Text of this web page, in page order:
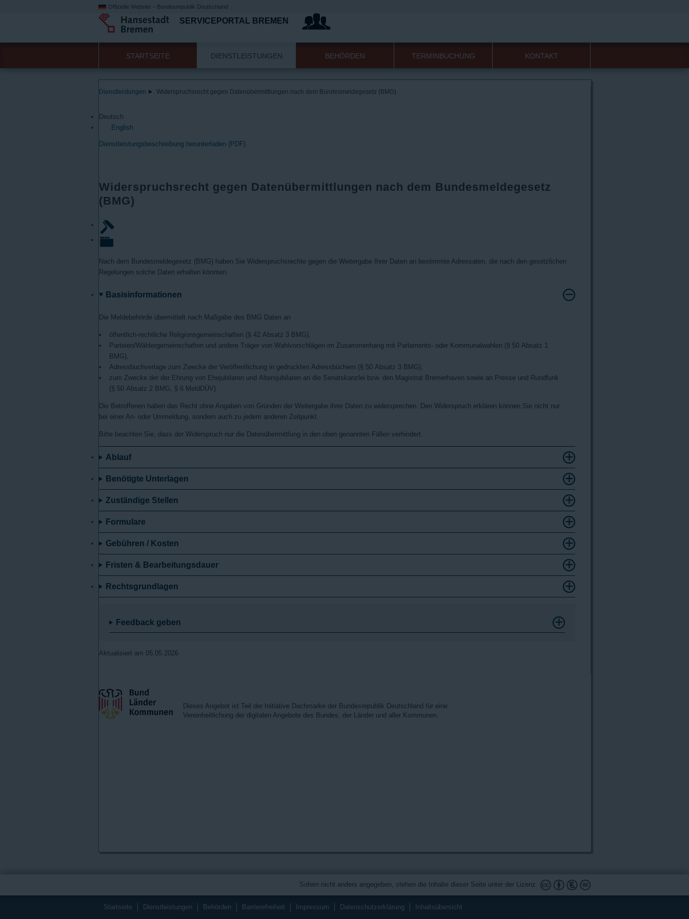
Offizielle Website – Bundesrepublik Deutschland
SERVICEPORTAL BREMEN
STARTSEITE DIENSTLEISTUNGEN BEHÖRDEN TERMINBUCHUNG KONTAKT
Dienstleistungen Widerspruchsrecht gegen Datenübermittlungen nach dem Bundesmeldegesetz (BMG)
Deutsch
English
Dienstleistungsbeschreibung herunterladen (PDF)
Widerspruchsrecht gegen Datenübermittlungen nach dem Bundesmeldegesetz
(BMG)
Nach dem Bundesmeldegesetz (BMG) haben Sie Widerspruchsrechte gegen die Weitergabe Ihrer Daten an bestimmte Adressaten, die nach den gesetzlichen
Regelungen solche Daten erhalten könnten.
Basisinformationen
Die Meldebehörde übermittelt nach Maßgabe des BMG Daten an
öffentlich-rechtliche Religionsgemeinschaften (§ 42 Absatz 3 BMG),
Parteien/Wählergemeinschaften und andere Träger von Wahlvorschlägen im Zusammenhang mit Parlaments- oder Kommunalwahlen (§ 50 Absatz 1
BMG),
Adressbuchverlage zum Zwecke der Veröffentlichung in gedruckten Adressbüchern (§ 50 Absatz 3 BMG),
zum Zwecke der der Ehrung von Ehejubilaren und Altersjubilaren an die Senatskanzlei bzw. den Magistrat Bremerhaven sowie an Presse und Rundfunk
(§ 50 Absatz 2 BMG, § 6 MeldDÜV).
Die Betroffenen haben das Recht ohne Angaben von Gründen der Weitergabe ihrer Daten zu widersprechen. Den Widerspruch erklären können Sie nicht nur
bei einer An- oder Ummeldung, sondern auch zu jedem anderen Zeitpunkt.
Bitte beachten Sie, dass der Widerspruch nur die Datenübermittlung in den oben genannten Fällen verhindert.
Ablauf
Benötigte Unterlagen
Zuständige Stellen
Formulare
Gebühren / Kosten
Fristen & Bearbeitungsdauer
Rechtsgrundlagen
Feedback geben
Aktualisiert am 05.05.2026
Dieses Angebot ist Teil der Initiative Dachmarke der Bundesrepublik Deutschland für eine
Vereinheitlichung der digitalen Angebote des Bundes, der Länder und aller Kommunen.
Sofern nicht anders angegeben, stehen die Inhalte dieser Seite unter der Lizenz
Startseite Dienstleistungen Behörden Barrierefreiheit Impressum Datenschutzerklärung Inhaltsübersicht